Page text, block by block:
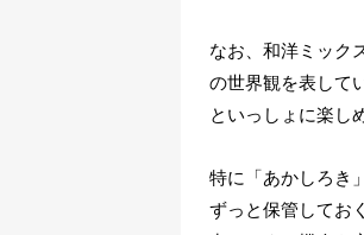
なお、和洋ミック
の世界観を表して
といっしょに楽し
特に「あかしろき
ずっと保管してお